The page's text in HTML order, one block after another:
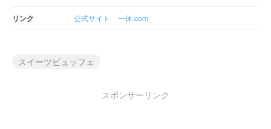
リンク 公式サイト 一休.com
スイーツビュッフェ
スポンサーリンク